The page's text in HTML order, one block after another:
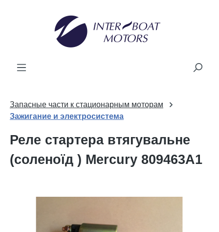
Запасные части к стационарным моторам
Зажигание и электросистема
Реле стартера втягувальне
(соленоїд ) Mercury 809463A1